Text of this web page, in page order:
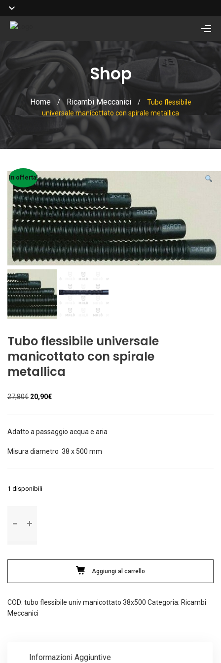
Shop
Home / Ricambi Meccanici /
Tubo flessibile
universale manicottato con spirale metallica
In offerta!
Tubo flessibile universale
manicottato con spirale
metallica
27,80€ Il
originale
27,80€.
20,90€Il
attuale
20,90€.
Adatto a passaggio acqua e aria
Misura diametro 38 x 500 mm
1 disponibili
flessibile
con
metallica
Aggiungi al carrello
COD: tubo flessibile univ manicottato 38x500 Categoria: Ricambi
Meccanici
Informazioni Aggiuntive